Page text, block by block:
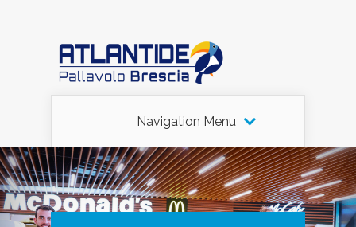
Navigation Menu